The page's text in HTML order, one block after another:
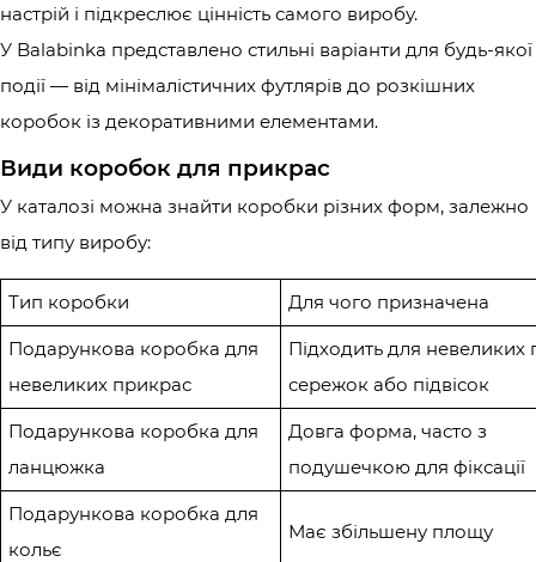
настрій і підкреслює цінність самого виробу.
У Balabinka представлено стильні варіанти для будь-якої
події — від мінімалістичних футлярів до розкішних
коробок із декоративними елементами.
Види коробок для прикрас
У каталозі можна знайти коробки різних форм, залежно
від типу виробу:
Тип коробки Для чого призначена
Подарункова коробка для
невеликих прикрас
Підходить для невеликих
сережок або підвісок
Подарункова коробка для
ланцюжка
Довга форма, часто з
подушечкою для фіксації
Подарункова коробка для
кольє
Має збільшену площу